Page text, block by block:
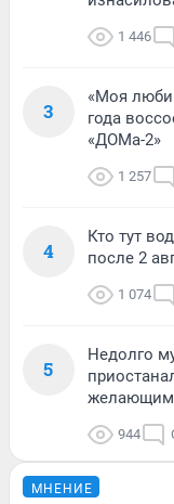
1 446
3
«Моя
года
«ДОМа-2»
1 257
4
Кто тут
после 2
1 074
5
Недолго
желающим
944
МНЕНИЕ